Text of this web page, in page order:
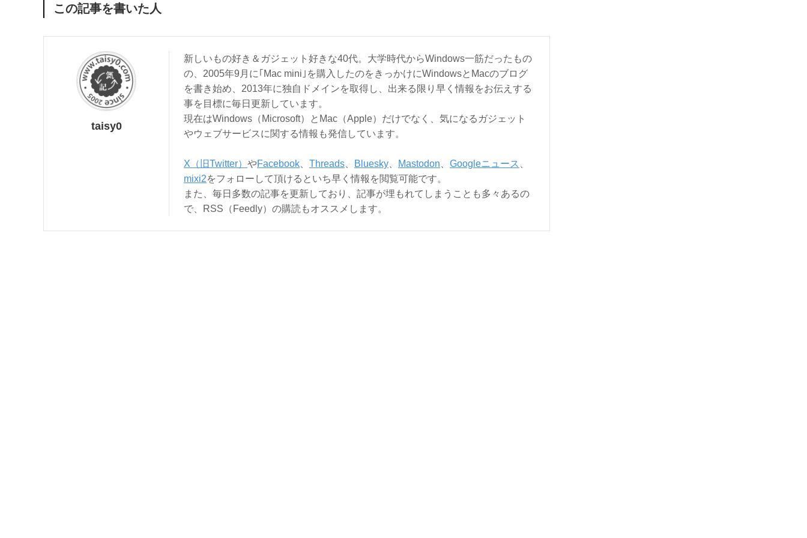
この記事を書いた人
taisy0
新しいもの好き＆ガジェット好きな40代。大学時代からWindows一筋だったもの
の、2005年9月に｢Mac mini｣を購入したのをきっかけにWindowsとMacのブログ
を書き始め、2013年に独自ドメインを取得し、出来る限り早く情報をお伝えする
事を目標に毎日更新しています。
現在はWindows（Microsoft）とMac（Apple）だけでなく、気になるガジェット
やウェブサービスに関する情報も発信しています。
X（旧Twitter） やFacebook Threads Bluesky Mastodon Googleニュース
mixi2をフォローして頂けるといち早く情報を閲覧可能です。
また、毎日多数の記事を更新しており、記事が埋もれてしまうことも多々あるの
で、RSS（Feedly）の購読もオススメします。